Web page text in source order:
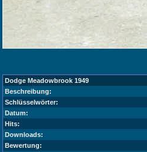
Dodge Meadowbrook 1949
Beschreibung:
Schlüsselwörter:
Datum:
Hits:
Downloads:
Bewertung: